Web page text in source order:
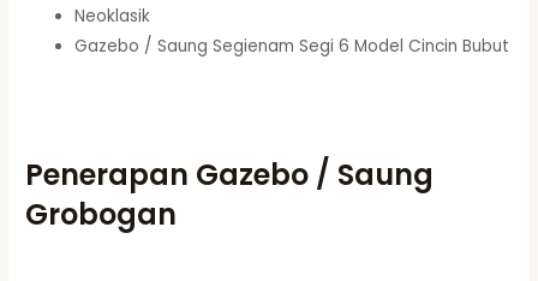
Neoklasik
Gazebo / Saung Segienam Segi 6 Model Cincin Bubut
Penerapan Gazebo / Saung
Grobogan